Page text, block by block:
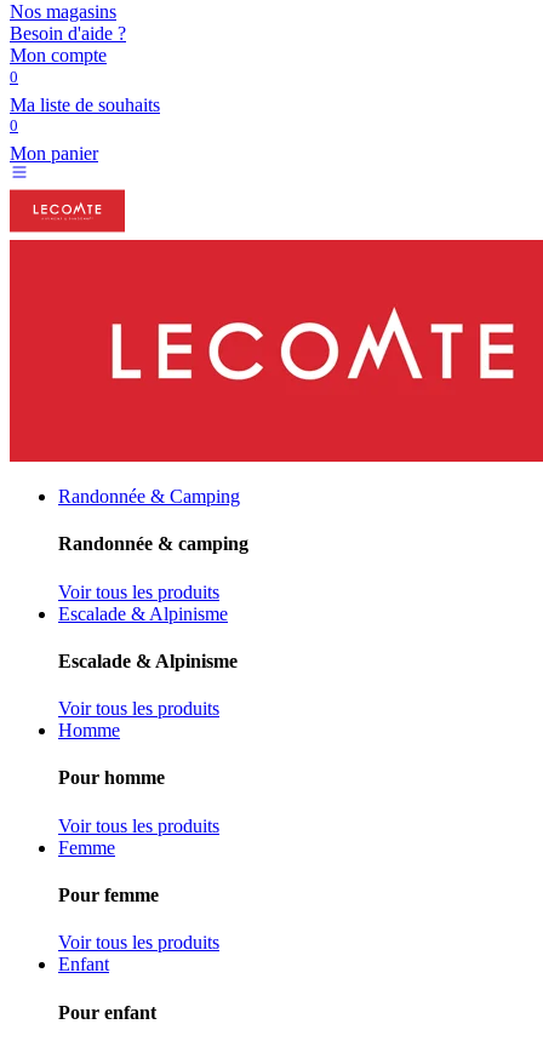
Nos magasins
Besoin d'aide ?
Mon compte
0
Ma liste de souhaits
0
Mon panier
Randonnée & Camping
Randonnée & camping
Voir tous les produits
Escalade & Alpinisme
Escalade & Alpinisme
Voir tous les produits
Homme
Pour homme
Voir tous les produits
Femme
Pour femme
Voir tous les produits
Enfant
Pour enfant